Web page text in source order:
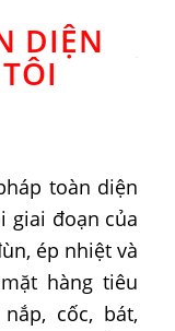
DIỆN
toàn diện
giai đoạn của
ép nhiệt và
hàng tiêu
cốc, bát,